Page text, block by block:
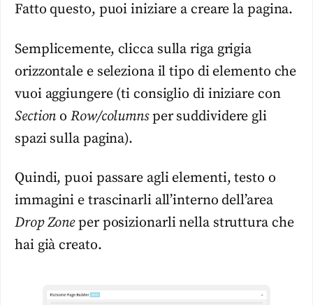
Fatto questo, puoi iniziare a creare la pagina.
Semplicemente, clicca sulla riga grigia
orizzontale e seleziona il tipo di elemento che
vuoi aggiungere (ti consiglio di iniziare con
SectionoRow/columnsper suddividere gli
spazi sulla pagina).
Quindi, puoi passare agli elementi, testo o
immagini e trascinarli all’interno dell’area
Drop Zoneper posizionarli nella struttura che
hai già creato.